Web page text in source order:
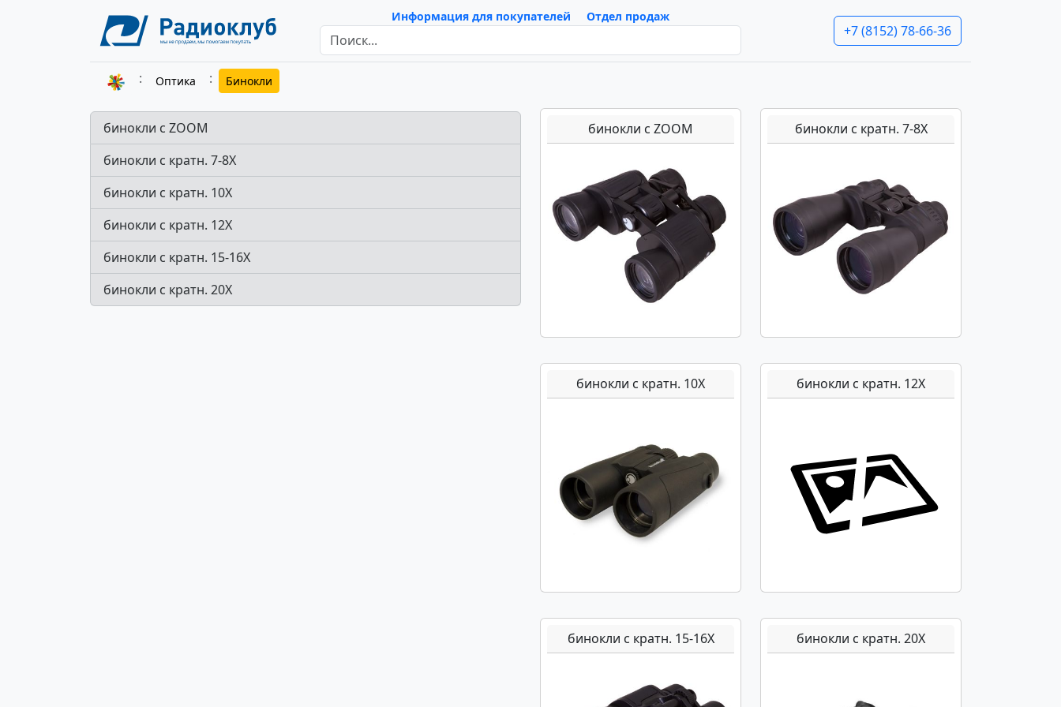
Информация для покупателей Отдел продаж
+7 (8152) 78-66-36
Оптика Бинокли
бинокли с ZOOM
бинокли с кратн. 7-8Х
бинокли с кратн. 10Х
бинокли с кратн. 12Х
бинокли с кратн. 15-16Х
бинокли с кратн. 20Х
бинокли с ZOOM бинокли с кратн. 7-8Х
бинокли с кратн. 10Х бинокли с кратн. 12Х
бинокли с кратн. 15-16Х бинокли с кратн. 20Х